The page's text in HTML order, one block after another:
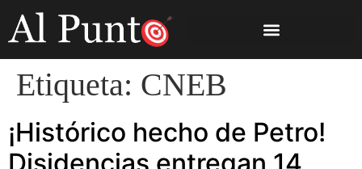
Etiqueta: CNEB
¡Histórico hecho de Petro!